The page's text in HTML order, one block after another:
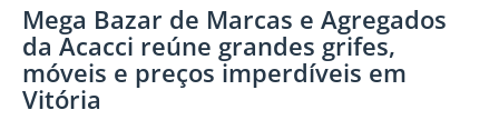
Mega Bazar de Marcas e Agregados
da Acacci reúne grandes grifes,
móveis e preços imperdíveis em
Vitória